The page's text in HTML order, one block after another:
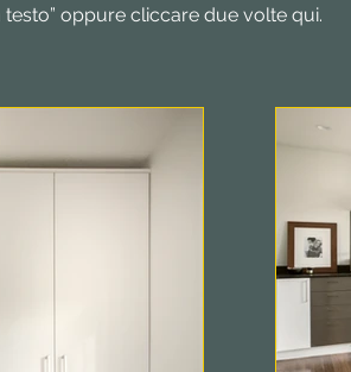
oppure cliccare due volte qui.